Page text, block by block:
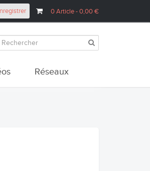
0Article- 0,00 €
Réseaux